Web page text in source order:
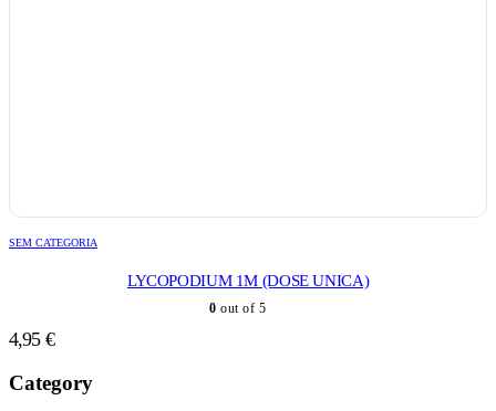
SEM CATEGORIA
LYCOPODIUM 1M (DOSE UNICA)
0 out of 5
4,95 €
Category